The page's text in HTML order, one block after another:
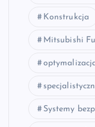
Konstrukcja
Mitsubishi
Systemy